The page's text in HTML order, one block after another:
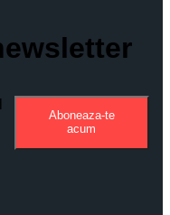
Aboneaza-te
acum